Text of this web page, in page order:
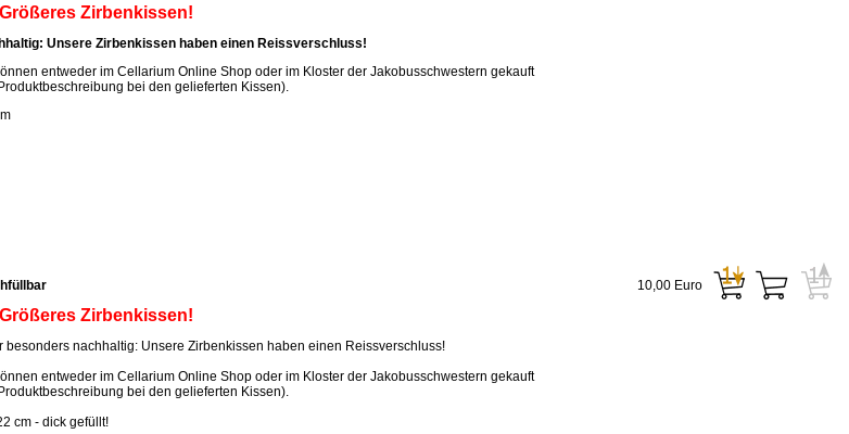
Zirbenkissen!
Unsere Zirbenkissen haben einen Reissverschluss!
entweder im Cellarium Online Shop oder im Kloster der Jakobusschwestern gekauft
bei den gelieferten Kissen).
Zirbenkissen!
besonders nachhaltig: Unsere Zirbenkissen haben einen Reissverschluss!
entweder im Cellarium Online Shop oder im Kloster der Jakobusschwestern gekauft
bei den gelieferten Kissen).
cm - dick gefüllt!
10,00 Euro